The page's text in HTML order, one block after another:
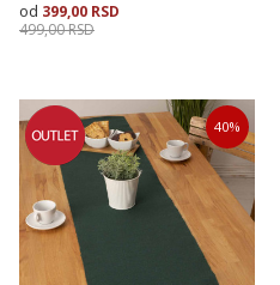
399,00 RSD
499,00RSD
Veličina
35X135 50X90
Dodaj u korpu
40%